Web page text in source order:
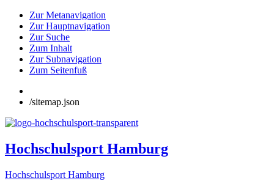
Zur Metanavigation
Zur Hauptnavigation
Zur Suche
Zum Inhalt
Zur Subnavigation
Zum Seitenfuß
/sitemap.json
Hochschulsport Hamburg
Hochschulsport Hamburg